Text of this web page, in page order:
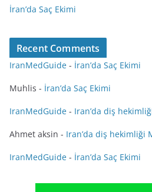
İran’da Saç Ekimi
Recent Comments
IranMedGuide - İran’da Saç Ekimi
Muhlis - İran’da Saç Ekimi
IranMedGuide - Iran’da diş
Ahmet aksin - Iran’da diş hekimliği
IranMedGuide - İran’da Saç Ekimi